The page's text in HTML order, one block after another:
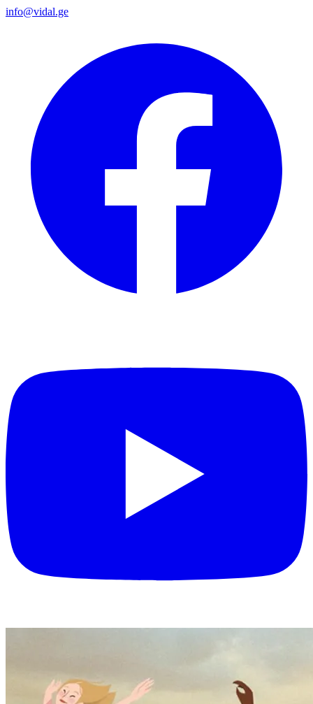
info@vidal.ge